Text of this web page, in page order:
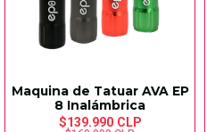
Maquina de Tatuar AVA EP
8 Inalámbrica
$139.990 CLP